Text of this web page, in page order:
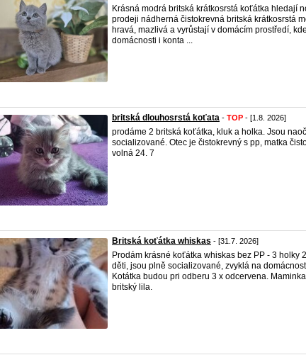
Krásná modrá britská krátkosrstá koťátka hledají
prodeji nádherná čistokrevná britská krátkosrstá
hravá, mazlivá a vyrůstají v domácím prostředí,
domácnosti i konta ...
britská dlouhosrstá koťata - TOP - [1.8. 2026]
prodáme 2 britská koťátka, kluk a holka. Jsou
socializované. Otec je čistokrevný s pp, matka
volná 24. 7
Britská koťátka whiskas - [31.7. 2026]
Prodám krásné koťátka whiskas bez PP - 3 holky
děti, jsou plně socializované, zvyklá na
Kotátka budou pri odberu 3 x odcervena.
britský lila.